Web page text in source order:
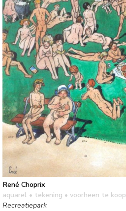
René Choprix
aquarel • tekening • voorheen te koop
Recreatiepark